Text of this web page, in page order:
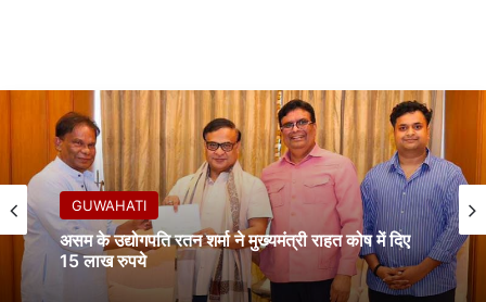
GUWAHATI
असम के उद्योगपति रतन शर्मा ने मुख्यमंत्री राहत कोष में दिए
15 लाख रुपये